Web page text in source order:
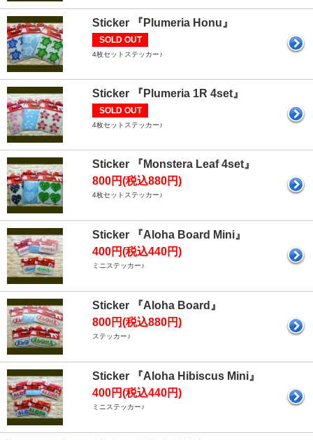
Sticker 『Plumeria Honu』
SOLD OUT
4枚セットステッカー♪
Sticker 『Plumeria 1R 4set』
SOLD OUT
4枚セットステッカー♪
Sticker 『Monstera Leaf 4set』
800円(税込880円)
4枚セットステッカー♪
Sticker 『Aloha Board Mini』
400円(税込440円)
ミニステッカー♪
Sticker 『Aloha Board』
800円(税込880円)
ステッカー♪
Sticker 『Aloha Hibiscus Mini』
400円(税込440円)
ミニステッカー♪